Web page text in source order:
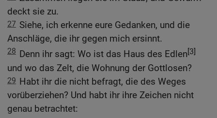
deckt sie zu.
27 Siehe, ich erkenne eure Gedanken, und die
Anschläge, die ihr gegen mich ersinnt.
28 Denn ihr sagt: Wo ist das Haus des Edlen[3]
und wo das Zelt, die Wohnung der Gottlosen?
29 Habt ihr die nicht befragt, die des Weges
vorüberziehen? Und habt ihr ihre Zeichen nicht
genau betrachtet: